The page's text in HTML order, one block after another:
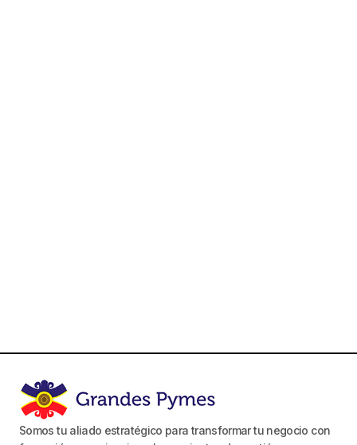
Somos tu aliado estratégico para transformar tu negocio con